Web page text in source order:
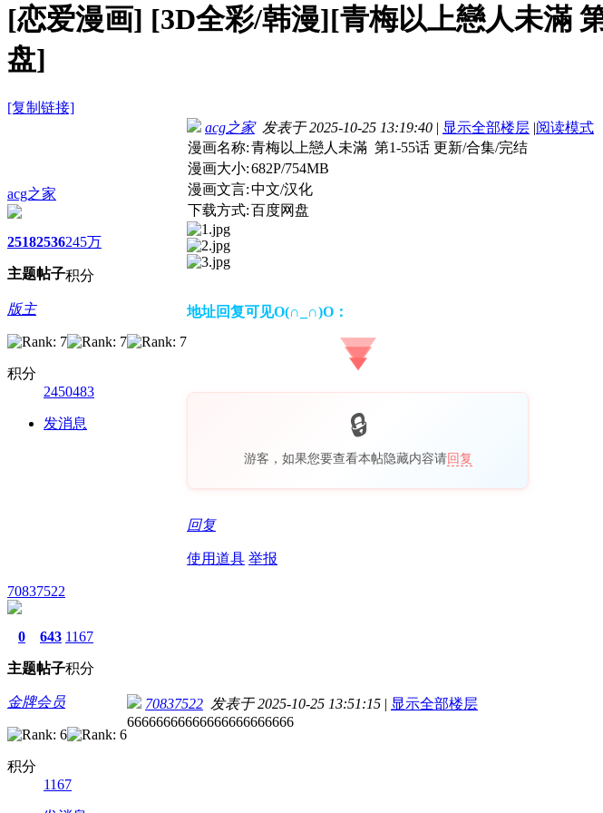
[恋爱漫画] [3D全彩/韩漫][青梅以上戀人未滿
盘]
[复制链接]
acg之家
2518
主题
2536
帖子
245万
积分
版主
积分
2450483
发消息
acg之家发表于 2025-10-25 13:19:40 | 显示全部楼层 |阅读模式
漫画名称:青梅以上戀人未滿 第1-55话 更新/合集/完结
漫画大小:682P/754MB
漫画文言:中文/汉化
下载方式:百度网盘
地址回复可见O(∩_∩)O：
游客，如果您要查看本帖隐藏内容请回复
回复
使用道具 举报
70837522
0
主题
643
帖子
1167
积分
金牌会员
积分
1167
70837522 发表于 2025-10-25 13:51:15 | 显示全部楼层
66666666666666666666666